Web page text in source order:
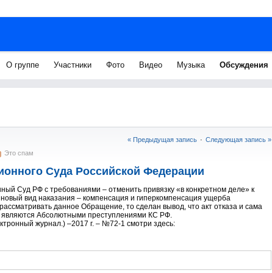
О группе Участники Фото Видео Музыка Обсуждения
« Предыдущая запись · Следующая запись »
Это спам
Суда Российской Федерации
Суд РФ с требованиями – отменить привязку «в конкретном деле» к
вид наказания – компенсация и гиперкомпенсация ущерба
данное Обращение, то сделан вывод, что акт отказа и сама
Абсолютными преступлениями КС РФ.
журнал.) –2017 г. – №72-1 смотри здесь: